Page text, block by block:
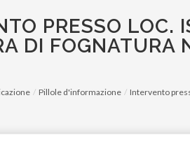
PRESSO
DI FOGNATURA
Pillole d'informazione Intervento